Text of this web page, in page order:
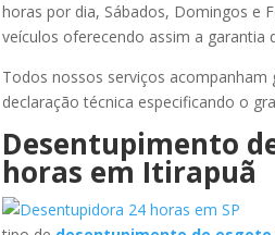
horas por dia, Sábados, Domingos e
veículos oferecendo assim a garantia
Todos nossos serviços
declaração técnica especificando o
Desentupimento
horas em Itirapuã